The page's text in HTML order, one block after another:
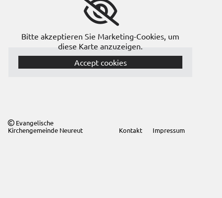
Bitte akzeptieren Sie Marketing-Cookies, um
diese Karte anzuzeigen.
Accept cookies
 Evangelische
Kirchengemeinde Neureut
Kontakt Impressum